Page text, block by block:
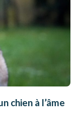
chien à l’âme